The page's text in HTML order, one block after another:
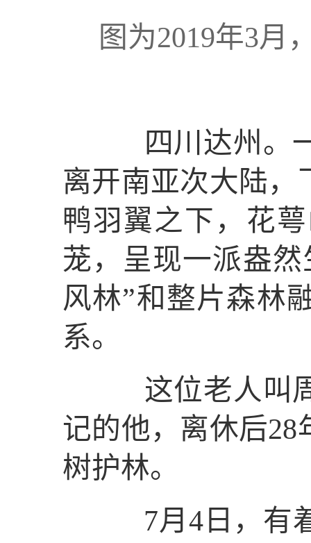
图为2019年3月
四川达州。一
离开南亚次大陆，
鸭羽翼之下，花
茏，呈现一派盎
风林”和整片森林
系。
这位老人叫周
记的他，离休后
树护林。
7月4日，有着